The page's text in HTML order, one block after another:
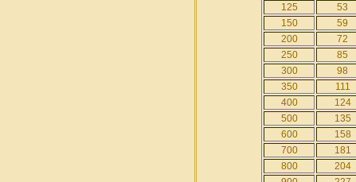
125
53
150
59
200
72
250
85
300
98
350
111
400
124
500
135
600
158
700
181
800
204